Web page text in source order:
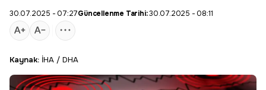
30.07.2025 - 07:27Güncellenme Tarihi:30.07.2025 - 08:11
Kaynak: İHA / DHA